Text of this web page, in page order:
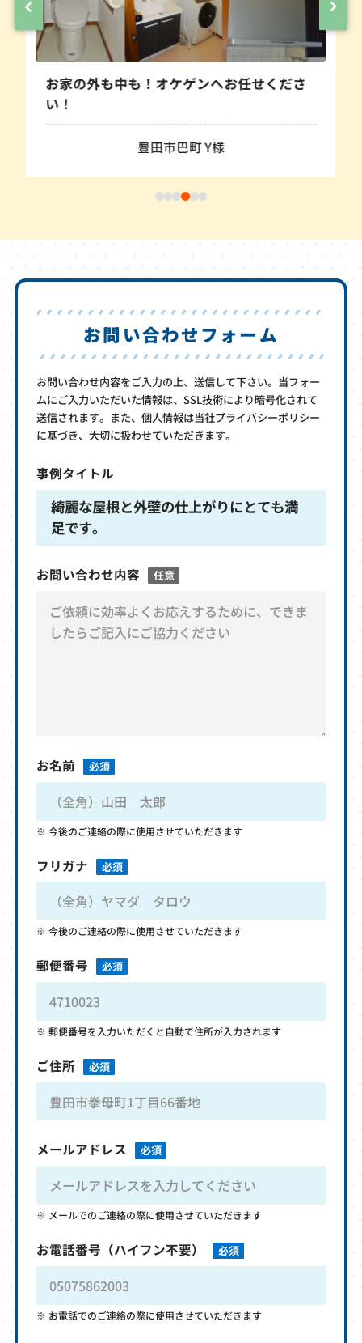
へお任せくださ 外壁塗装＆駐車場リフォー
お問い合わせフォーム
お問い合わせ内容をご入力の上、送信して下さい。当フォー
ムにご入力いただいた情報は、SSL技術により暗号化されて
送信されます。また、個人情報は当社プライバシーポリシー
に基づき、大切に扱わせていただきます。
事例タイトル
綺麗な屋根と外壁の仕上がりにとても満
足です。
お問い合わせ内容 任意
お名前 必須
今後のご連絡の際に使用させていただきます
フリガナ 必須
今後のご連絡の際に使用させていただきます
郵便番号 必須
郵便番号を入力いただくと自動で住所が入力されます
ご住所 必須
メールアドレス 必須
メールでのご連絡の際に使用させていただきます
お電話番号 （ハイフン不要） 必須
お電話でのご連絡の際に使用させていただきます